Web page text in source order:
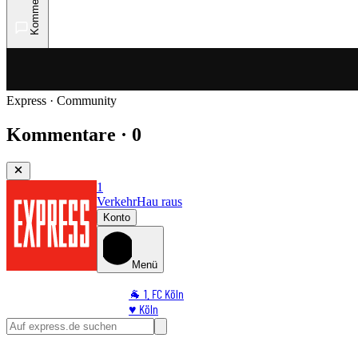
Express · Community
Kommentare · 0
1
VerkehrHau raus
Konto
Menü
🐐 1. FC Köln
♥️ Köln
⭐ Promi